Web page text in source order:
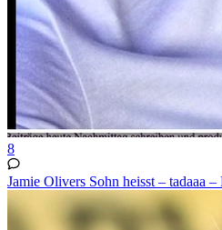
8
Jamie Olivers Sohn heisst – tadaaa